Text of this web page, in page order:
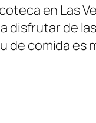
en Las
disfrutar de
de comida es